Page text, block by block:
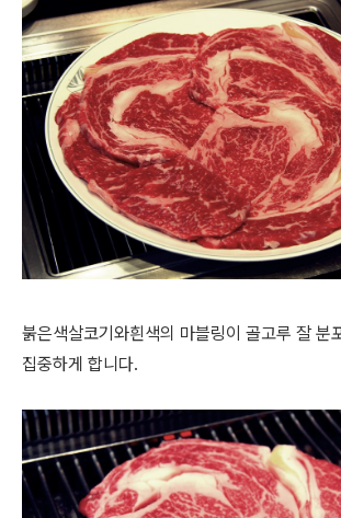
붉은색살코기와흰색의 마블링이 골고루 잘 분
집중하게 합니다.